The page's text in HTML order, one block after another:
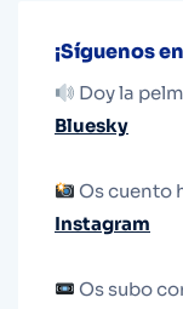
¡Síguenos
Doy la
Bluesky
Os cuento
Instagram
Os subo